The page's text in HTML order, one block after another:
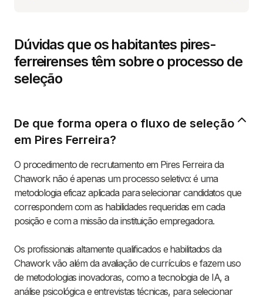
Dúvidas que os habitantes pires-
ferreirenses têm sobre o processo de
seleção
De que forma opera o fluxo de seleção
em Pires Ferreira?
O procedimento de recrutamento em Pires Ferreira da
Chawork não é apenas um processo seletivo: é uma
metodologia eficaz aplicada para selecionar candidatos que
correspondem com as habilidades requeridas em cada
posição e com a missão da instituição empregadora.
Os profissionais altamente qualificados e habilitados da
Chawork vão além da avaliação de currículos e fazem uso
de metodologias inovadoras, como a tecnologia de IA, a
análise psicológica e entrevistas técnicas, para selecionar